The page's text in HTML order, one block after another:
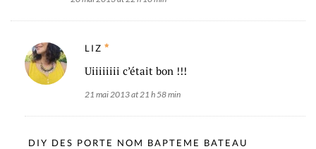
LIZ
Uiiiiiiii c’était bon !!!
21 mai 2013 at 21 h 58 min
DIY DES PORTE NOM BAPTEME BATEAU